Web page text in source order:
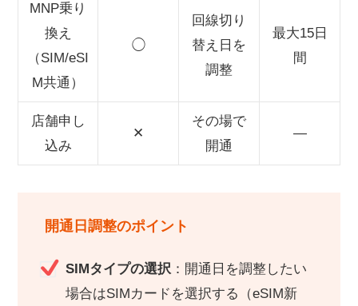
MNP乗り
換え
（SIM/eSI
M共通）
◯
回線切り
替え日を
調整
最大15日
間
店舗申し
込み
✕
その場で
開通
—
開通日調整のポイント
SIMタイプの選択：開通日を調整したい
場合はSIMカードを選択する（eSIM新